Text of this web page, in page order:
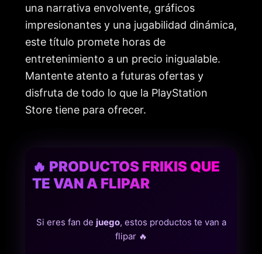
una narrativa envolvente, gráficos
impresionantes y una jugabilidad dinámica,
este título promete horas de
entretenimiento a un precio inigualable.
Mantente atento a futuras ofertas y
disfruta de todo lo que la PlayStation
Store tiene para ofrecer.
🔥 PRODUCTOS FRIKIS QUE
TE VAN A FLIPAR
Si eres fan de juego, estos productos te van a
flipar 🔥